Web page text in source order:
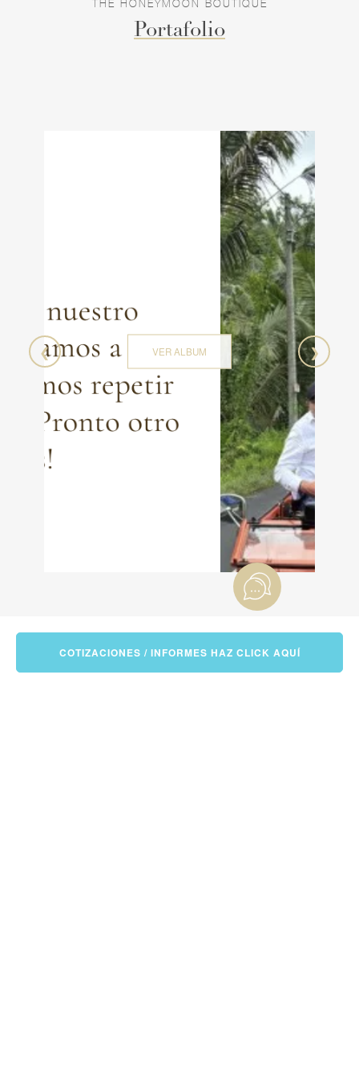
inolvidable.
tipo de experiencia que busques, en The
Honeymoon Boutique estamos aquí para hacer
realidad la luna de miel perfecta, llena de
momentos mágicos y memorias que durarán toda
la vida. Permítenos ser parte de tu historia de
amor y crear el viaje que siempre has soñado.
COTIZACIONES / INFORMES HAZ CLICK AQUÍ
THE HONEYMOON BOUTIQUE
Portafolio
VER ALBUM
❮ ❯